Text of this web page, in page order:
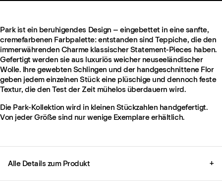
Park ist ein beruhigendes Design – eingebettet in eine sanfte,
cremefarbenen Farbpalette: entstanden sind Teppiche, die den
immerwährenden Charme klassischer Statement-Pieces haben.
Gefertigt werden sie aus luxuriös weicher neuseeländischer
Wolle. Ihre gewebten Schlingen und der handgeschnittene Flor
geben jedem einzelnen Stück eine plüschige und dennoch feste
Textur, die den Test der Zeit mühelos überdauern wird.
Die Park-Kollektion wird in kleinen Stückzahlen handgefertigt.
Von jeder Größe sind nur wenige Exemplare erhältlich.
Alle Details zum Produkt +